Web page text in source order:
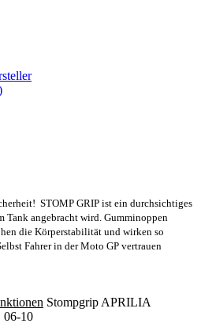
STOMP GRIP ist ein durchsichtiges
Tank angebracht wird. Gumminoppen
die Körperstabilität und wirken so
Fahrer in der Moto GP vertrauen
Stompgrip APRILIA
06-10